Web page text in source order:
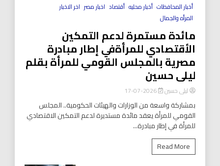
أخبار المحافظات أخبار محليه أقتصاد اخبار مصر اخر الاخبار
المرأه والجمال
مائدة مستمرة لدعم التمكين
الأقتصادي للمرأةفي إطار مبادرة
مصرية بالمجلس القومي للمرأة بقلم
ليلى حسين
ليلى حسين 2026-07-17
بمشاركة واسعة من الوزارات والهيئات الحكومية.. المجلس
القومي للمرأة يعقد مائدة مستديرة لدعم التمكين الاقتصادي
للمرأة في إطار مبادرة...
Read More